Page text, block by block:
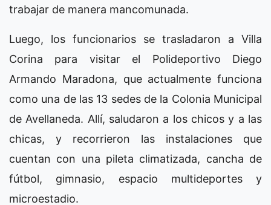
trabajar de manera mancomunada.
Luego, los funcionarios se trasladaron a Villa
Corina para visitar el Polideportivo Diego
Armando Maradona, que actualmente funciona
como una de las 13 sedes de la Colonia Municipal
de Avellaneda. Allí, saludaron a los chicos y a las
chicas, y recorrieron las instalaciones que
cuentan con una pileta climatizada, cancha de
fútbol, gimnasio, espacio multideportes y
microestadio.